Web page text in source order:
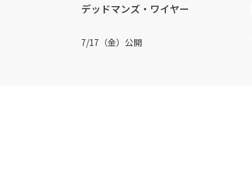
デッドマンズ・ワイヤー
7/17（金）公開